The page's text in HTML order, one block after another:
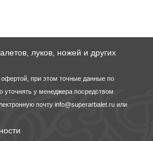
луков, ножей и других
при этом точные данные по
уточнять у менеджера посредством
почту info@superarbalet.ru или